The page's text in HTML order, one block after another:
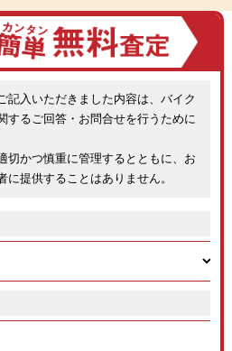
記入いただきました内容は、バイク
するご回答・お問合せを行うために
切かつ慎重に管理するとともに、お
提供することはありません。